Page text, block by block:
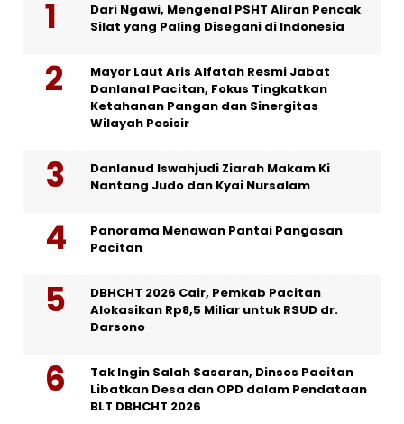
Dari Ngawi, Mengenal PSHT Aliran Pencak
Silat yang Paling Disegani di Indonesia
Mayor Laut Aris Alfatah Resmi Jabat
Danlanal Pacitan, Fokus Tingkatkan
Ketahanan Pangan dan Sinergitas
Wilayah Pesisir
Danlanud Iswahjudi Ziarah Makam Ki
Nantang Judo dan Kyai Nursalam
Panorama Menawan Pantai Pangasan
Pacitan
DBHCHT 2026 Cair, Pemkab Pacitan
Alokasikan Rp8,5 Miliar untuk RSUD dr.
Darsono
Tak Ingin Salah Sasaran, Dinsos Pacitan
Libatkan Desa dan OPD dalam Pendataan
BLT DBHCHT 2026